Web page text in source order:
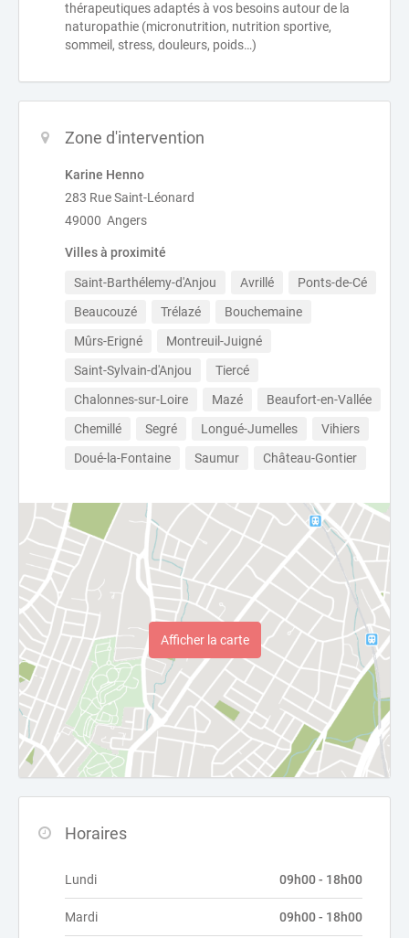
thérapeutiques adaptés à vos besoins autour de la
naturopathie (micronutrition, nutrition sportive,
sommeil, stress, douleurs, poids…)
Zone d'intervention
Karine Henno
283 Rue Saint-Léonard
49000 Angers
Villes à proximité
Saint-Barthélemy-d'Anjou Avrillé
Ponts-de-Cé
Beaucouzé
Trélazé
Bouchemaine
Mûrs-Erigné
Montreuil-Juigné
Saint-Sylvain-d'Anjou
Tiercé
Chalonnes-sur-Loire
Mazé
Beaufort-en-Vallée
Chemillé
Segré Longué-Jumelles
Vihiers
Doué-la-Fontaine
Saumur Château-Gontier
Afficher la carte
Horaires
Lundi 09h00 - 18h00
Mardi 09h00 - 18h00